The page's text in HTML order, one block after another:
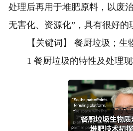
处理后再用于堆肥原料，以废
无害化、资源化”，具有很好的
【关键词】 餐厨垃圾；生
1 餐厨垃圾的特性及处理